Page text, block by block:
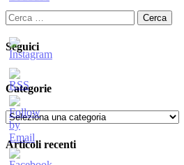
Ricerca
per:
Seguici
Categorie
Categorie
Articoli recenti